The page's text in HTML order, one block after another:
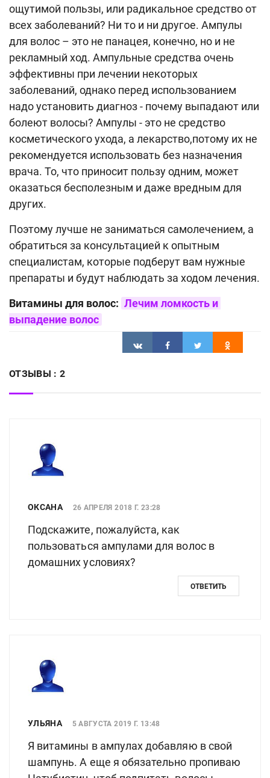
ощутимой пользы, или радикальное средство от
всех заболеваний? Ни то и ни другое. Ампулы
для волос – это не панацея, конечно, но и не
рекламный ход. Ампульные средства очень
эффективны при лечении некоторых
заболеваний, однако перед использованием
надо установить диагноз - почему выпадают или
болеют волосы? Ампулы - это не средство
косметического ухода, а лекарство,потому их не
рекомендуется использовать без назначения
врача. То, что приносит пользу одним, может
оказаться бесполезным и даже вредным для
других.
Поэтому лучше не заниматься самолечением, а
обратиться за консультацией к опытным
специалистам, которые подберут вам нужные
препараты и будут наблюдать за ходом лечения.
Витамины для волос: Лечим ломкость и
выпадение волос
ОТЗЫВЫ : 2
ОКСАНА 26 АПРЕЛЯ 2018 Г. 23:28
Подскажите, пожалуйста, как
пользоваться ампулами для волос в
домашних условиях?
ОТВЕТИТЬ
УЛЬЯНА 5 АВГУСТА 2019 Г. 13:48
Я витамины в ампулах добавляю в свой
шампунь. А еще я обязательно пропиваю